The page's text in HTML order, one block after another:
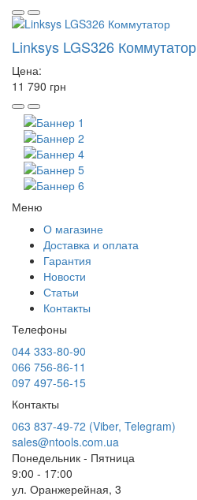
Linksys LGS326 Коммутатор
Цена:
11 790 грн
Меню
О магазине
Доставка и оплата
Гарантия
Новости
Статьи
Контакты
Телефоны
044 333-80-90
066 756-86-11
097 497-56-15
Контакты
063 837-49-72 (Viber, Telegram)
sales@ntools.com.ua
Понедельник - Пятница
9:00 - 17:00
ул. Оранжерейная, 3